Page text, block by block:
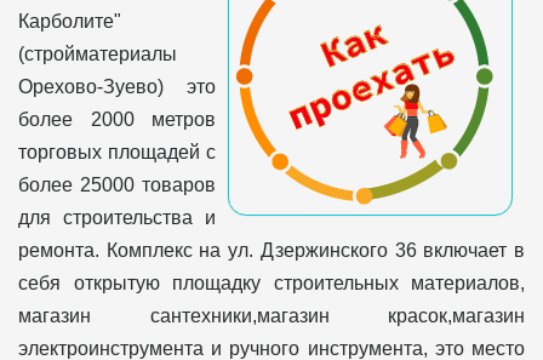
Карболите"
(стройматериалы
Орехово-Зуево) это
более 2000 метров
торговых площадей с
более 25000 товаров
для строительства и
ремонта. Комплекс на ул. Дзержинского 36 включает в
себя открытую площадку строительных материалов,
магазин сантехники,магазин красок,магазин
электроинструмента и ручного инструмента, это место